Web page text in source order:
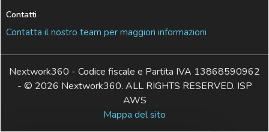
Contatti
Contatta il nostro team per maggiori informazioni
Nextwork360 - Codice fiscale e Partita IVA 13868590962
- © 2026 Nextwork360. ALL RIGHTS RESERVED. ISP
AWS
Mappa del sito